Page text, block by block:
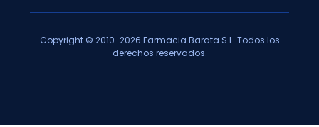
Copyright © 2010-2026 Farmacia Barata S.L. Todos los
derechos reservados.